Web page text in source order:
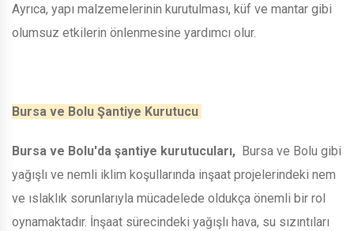
Ayrıca, yapı malzemelerinin kurutulması, küf ve mantar gibi
olumsuz etkilerin önlenmesine yardımcı olur.
Bursa ve Bolu Şantiye Kurutucu
Bursa ve Bolu'da şantiye kurutucuları, Bursa ve Bolu gibi
yağışlı ve nemli iklim koşullarında inşaat projelerindeki nem
ve ıslaklık sorunlarıyla mücadelede oldukça önemli bir rol
oynamaktadır. İnşaat sürecindeki yağışlı hava, su sızıntıları